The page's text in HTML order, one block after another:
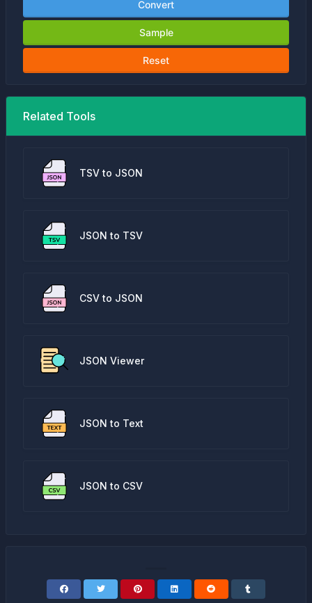
Convert
Sample
Reset
Related Tools
TSV to JSON
JSON to TSV
CSV to JSON
JSON Viewer
JSON to Text
JSON to CSV